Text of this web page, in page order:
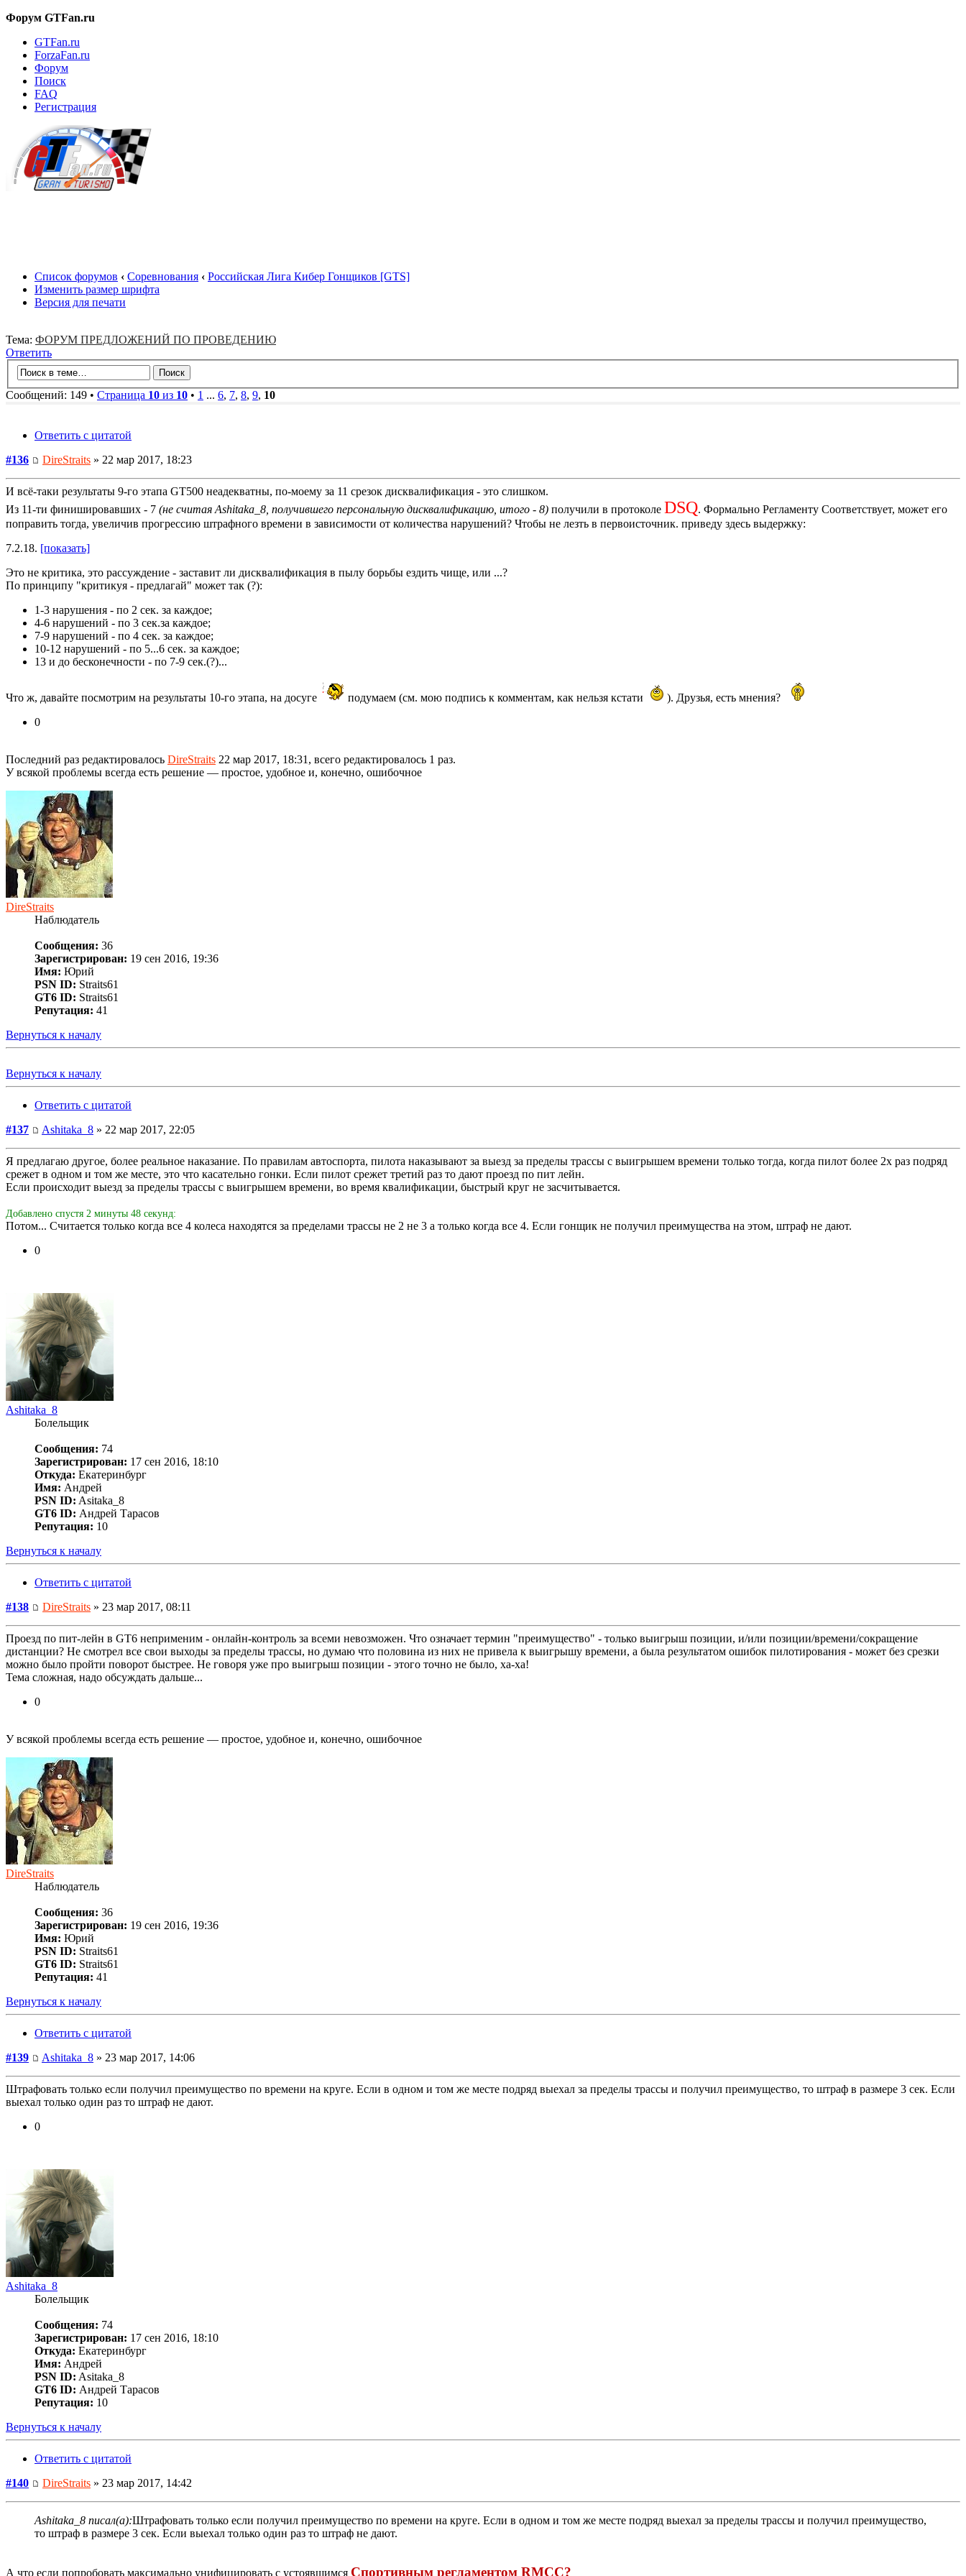
Форум GTFan.ru
GTFan.ru
ForzaFan.ru
Форум
Поиск
FAQ
Регистрация
Список форумов ‹ Соревнования ‹ Российская Лига Кибер Гонщиков [GTS]
Изменить размер шрифта
Версия для печати
Тема: ФОРУМ ПРЕДЛОЖЕНИЙ ПО ПРОВЕДЕНИЮ
Ответить
Сообщений: 149 • Страница 10 из 10 • 1 ... 6, 7, 8, 9, 10
Ответить с цитатой
#136
DireStraits » 22 мар 2017, 18:23
И всё-таки результаты 9-го этапа GT500 неадекватны, по-моему за 11 срезок дисквалификация - это слишком.
Из 11-ти финишировавших - 7 (не считая Ashitaka_8, получившего персональную дисквалификацию, итого - 8) получили в протоколе DSQ. Формально Регламенту Соответствует, может его
поправить тогда, увеличив прогрессию штрафного времени в зависимости от количества нарушений? Чтобы не лезть в первоисточник. приведу здесь выдержку:
7.2.18. [показать]
Это не критика, это рассуждение - заставит ли дисквалификация в пылу борьбы ездить чище, или ...?
По принципу "критикуя - предлагай" может так (?):
1-3 нарушения - по 2 сек. за каждое;
4-6 нарушений - по 3 сек.за каждое;
7-9 нарушений - по 4 сек. за каждое;
10-12 нарушений - по 5...6 сек. за каждое;
13 и до бесконечности - по 7-9 сек.(?)...
Что ж, давайте посмотрим на результаты 10-го этапа, на досуге подумаем (см. мою подпись к комментам, как нельзя кстати
). Друзья, есть мнения?
0
Последний раз редактировалось DireStraits 22 мар 2017, 18:31, всего редактировалось 1 раз.
У всякой проблемы всегда есть решение — про­стое, удобное и, конечно, ошибочное
DireStraits
Наблюдатель
Сообщения: 36
Зарегистрирован: 19 сен 2016, 19:36
Имя: Юрий
PSN ID: Straits61
GT6 ID: Straits61
Репутация: 41
Вернуться к началу
Вернуться к началу
Ответить с цитатой
#137
Ashitaka_8 » 22 мар 2017, 22:05
Я предлагаю другое, более реальное наказание. По правилам автоспорта, пилота наказывают за выезд за пределы трассы с выигрышем времени только тогда, когда пилот более 2х раз подряд
срежет в одном и том же месте, это что касательно гонки. Если пилот срежет третий раз то дают проезд по пит лейн.
Если происходит выезд за пределы трассы с выигрышем времени, во время квалификации, быстрый круг не засчитывается.
Добавлено спустя 2 минуты 48 секунд:
Потом... Считается только когда все 4 колеса находятся за пределами трассы не 2 не 3 а только когда все 4. Если гонщик не получил преимущества на этом, штраф не дают.
0
Ashitaka_8
Болельщик
Сообщения: 74
Зарегистрирован: 17 сен 2016, 18:10
Откуда: Екатеринбург
Имя: Андрей
PSN ID: Asitaka_8
GT6 ID: Андрей Тарасов
Репутация: 10
Вернуться к началу
Ответить с цитатой
#138
DireStraits » 23 мар 2017, 08:11
Проезд по пит-лейн в GT6 неприменим - онлайн-контроль за всеми невозможен. Что означает термин "преимущество" - только выигрыш позиции, и/или позиции/времени/сокращение
дистанции? Не смотрел все свои выходы за пределы трассы, но думаю что половина из них не привела к выигрышу времени, а была результатом ошибок пилотирования - может без срезки
можно было пройти поворот быстрее. Не говоря уже про выигрыш позиции - этого точно не было, ха-ха!
Тема сложная, надо обсуждать дальше...
0
У всякой проблемы всегда есть решение — про­стое, удобное и, конечно, ошибочное
DireStraits
Наблюдатель
Сообщения: 36
Зарегистрирован: 19 сен 2016, 19:36
Имя: Юрий
PSN ID: Straits61
GT6 ID: Straits61
Репутация: 41
Вернуться к началу
Ответить с цитатой
#139
Ashitaka_8 » 23 мар 2017, 14:06
Штрафовать только если получил преимущество по времени на круге. Если в одном и том же месте подряд выехал за пределы трассы и получил преимущество, то штраф в размере 3 сек. Если
выехал только один раз то штраф не дают.
0
Ashitaka_8
Болельщик
Сообщения: 74
Зарегистрирован: 17 сен 2016, 18:10
Откуда: Екатеринбург
Имя: Андрей
PSN ID: Asitaka_8
GT6 ID: Андрей Тарасов
Репутация: 10
Вернуться к началу
Ответить с цитатой
#140
DireStraits » 23 мар 2017, 14:42
Ashitaka_8 писал(а):Штрафовать только если получил преимущество по времени на круге. Если в одном и том же месте подряд выехал за пределы трассы и получил преимущество,
то штраф в размере 3 сек. Если выехал только один раз то штраф не дают.
А что если попробовать максимально унифицировать с устоявшимся Спортивным регламентом RMCC?